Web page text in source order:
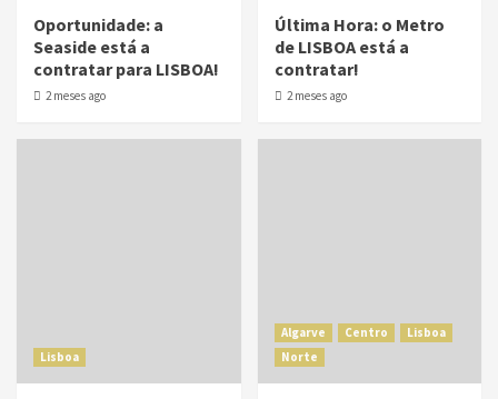
Oportunidade: a
Seaside está a
contratar para LISBOA!
2 meses ago
Última Hora: o Metro
de LISBOA está a
contratar!
2 meses ago
Lisboa
Algarve Centro
Lisboa
Norte